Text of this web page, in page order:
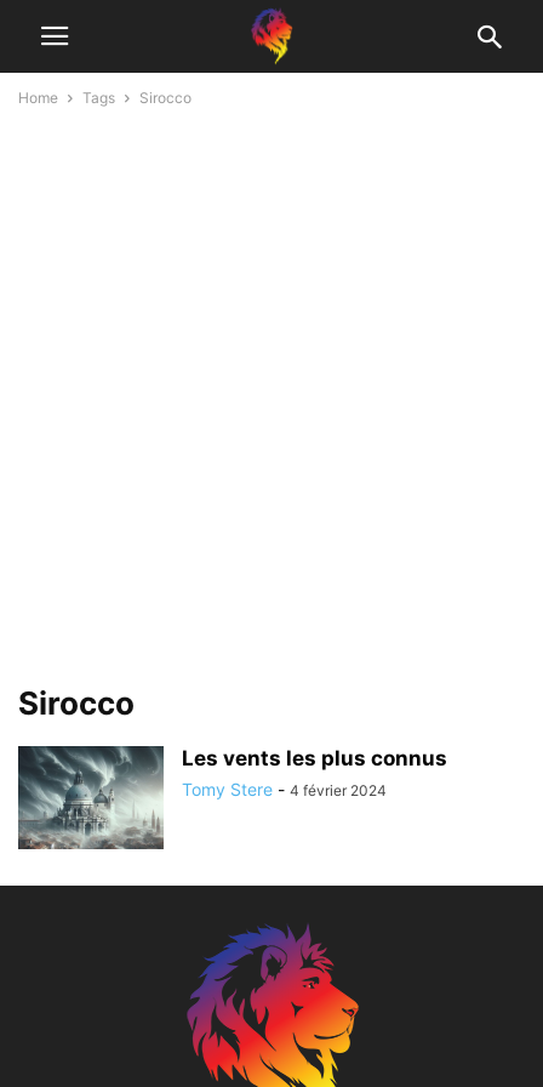
Home Tags Sirocco
Sirocco
Les vents les plus connus
Tomy Stere - 4 février 2024